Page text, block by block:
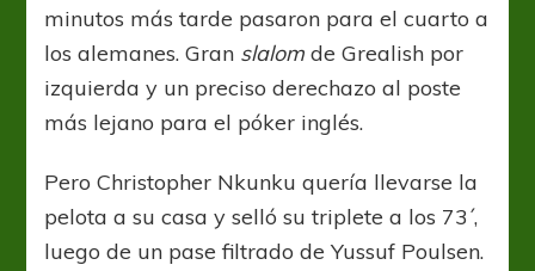
minutos más tarde pasaron para el cuarto a
los alemanes. Gran slalom de Grealish por
izquierda y un preciso derechazo al poste
más lejano para el póker inglés.
Pero Christopher Nkunku quería llevarse la
pelota a su casa y selló su triplete a los 73´,
luego de un pase filtrado de Yussuf Poulsen.